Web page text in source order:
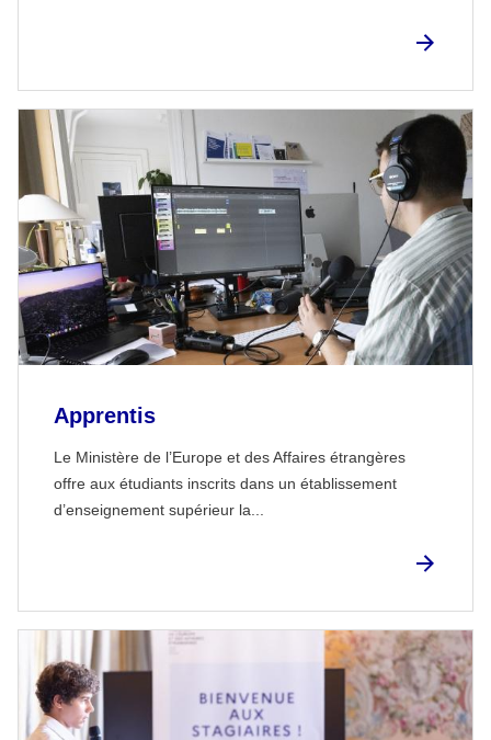
Apprentis
Le Ministère de l’Europe et des Affaires étrangères
offre aux étudiants inscrits dans un établissement
d’enseignement supérieur la...